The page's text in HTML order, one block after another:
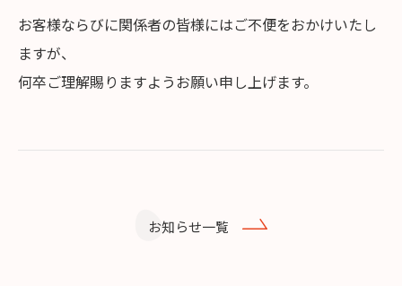
お客様ならびに関係者の皆様にはご不便をおかけいたし
ますが、
何卒ご理解賜りますようお願い申し上げます。
お知らせ一覧